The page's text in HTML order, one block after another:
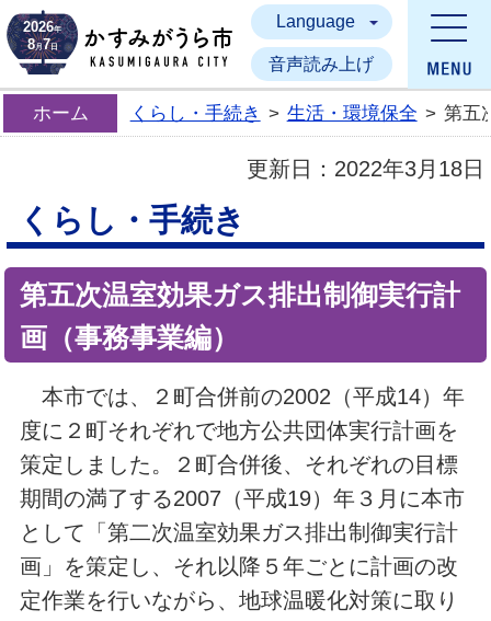
かすみがうら市
2026年
8月7日
Language
音声読み上げ
ホーム くらし・手続き > 生活・環境保全 > 第五
更新日： 2022年3月18日
くらし・手続き
第五次温室効果ガス排出制御実行計
画（事務事業編）
本市では、２町合併前の2002（平成14）年
度に２町それぞれで地方公共団体実行計画を
策定しました。２町合併後、それぞれの目標
期間の満了する2007（平成19）年３月に本市
として「第二次温室効果ガス排出制御実行計
画」を策定し、それ以降５年ごとに計画の改
定作業を行いながら、地球温暖化対策に取り